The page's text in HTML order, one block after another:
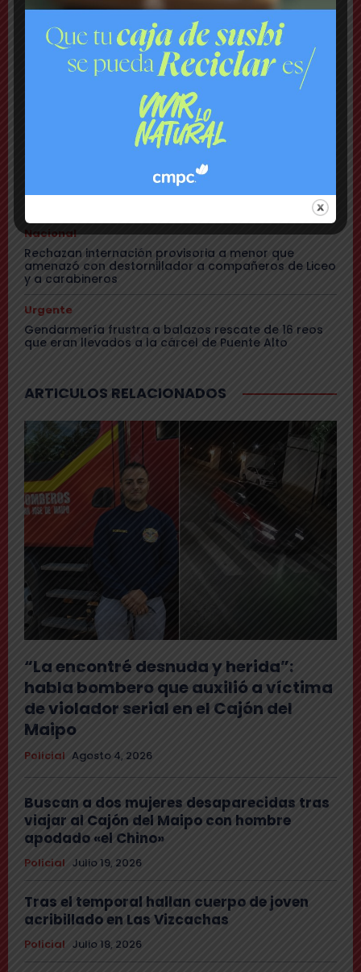
Comuna
Tensión: delegado Codina acusa a alcalde Toledo
de hacerle una «encerrona», editar video y querer
ser «influencer»
Gritos y «dedo a lo Lagos»: Matías Toledo encaró a
delegado presidencial y lo subió a su red social
Encuentran con vida a pareja desaparecida: se
Nacional
Rechazan internación provisoria a menor que
amenazó con destornillador a compañeros de Liceo
y a carabineros
Urgente
Gendarmería frustra a balazos rescate de 16 reos
que eran llevados a la cárcel de Puente Alto
ARTICULOS RELACIONADOS
“La encontré desnuda y herida”:
habla bombero que auxilió a víctima
de violador serial en el Cajón del
Maipo
Policial Agosto 4, 2026
Buscan a dos mujeres desaparecidas tras
viajar al Cajón del Maipo con hombre
apodado «el Chino»
Policial Julio 19, 2026
Tras el temporal hallan cuerpo de joven
acribillado en Las Vizcachas
Policial Julio 18, 2026